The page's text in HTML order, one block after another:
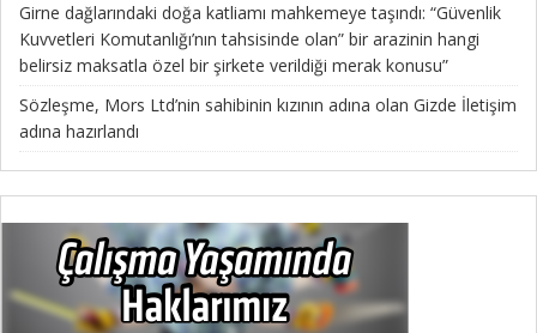
Girne dağlarındaki doğa katliamı mahkemeye taşındı: “Güvenlik
Kuvvetleri Komutanlığı’nın tahsisinde olan” bir arazinin hangi
belirsiz maksatla özel bir şirkete verildiği merak konusu”
Sözleşme, Mors Ltd’nin sahibinin kızının adına olan Gizde İletişim
adına hazırlandı